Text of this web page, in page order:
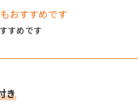
すめです
き